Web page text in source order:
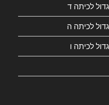
לכיתה ד
לכיתה ה
לכיתה ו